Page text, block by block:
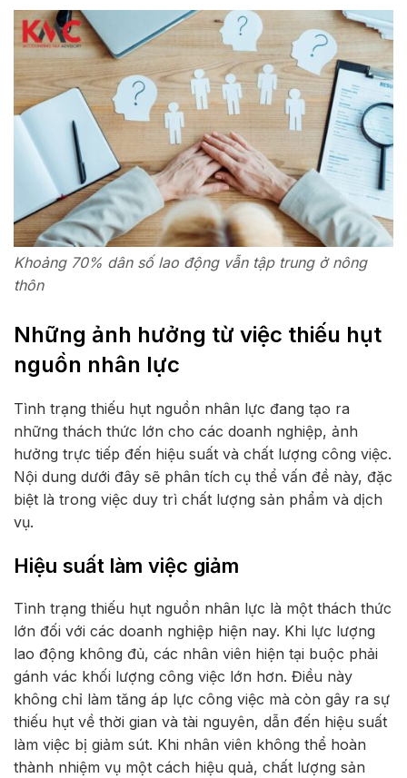
Khoảng 70% dân số lao động vẫn tập trung ở nông
thôn
Những ảnh hưởng từ việc thiếu hụt
nguồn nhân lực
Tình trạng thiếu hụt nguồn nhân lực đang tạo ra
những thách thức lớn cho các doanh nghiệp, ảnh
hưởng trực tiếp đến hiệu suất và chất lượng công việc.
Nội dung dưới đây sẽ phân tích cụ thể vấn đề này, đặc
biệt là trong việc duy trì chất lượng sản phẩm và dịch
vụ.
Hiệu suất làm việc giảm
Tình trạng thiếu hụt nguồn nhân lực là một thách thức
lớn đối với các doanh nghiệp hiện nay. Khi lực lượng
lao động không đủ, các nhân viên hiện tại buộc phải
gánh vác khối lượng công việc lớn hơn. Điều này
không chỉ làm tăng áp lực công việc mà còn gây ra sự
thiếu hụt về thời gian và tài nguyên, dẫn đến hiệu suất
làm việc bị giảm sút. Khi nhân viên không thể hoàn
thành nhiệm vụ một cách hiệu quả, chất lượng sản